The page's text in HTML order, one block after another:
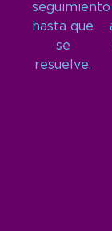
seguimiento
hasta que
se
resuelve.